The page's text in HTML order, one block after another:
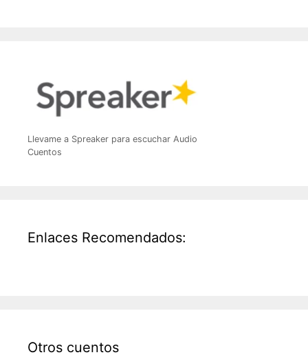
Llevame a Spreaker para escuchar Audio
Cuentos
Enlaces Recomendados:
Otros cuentos